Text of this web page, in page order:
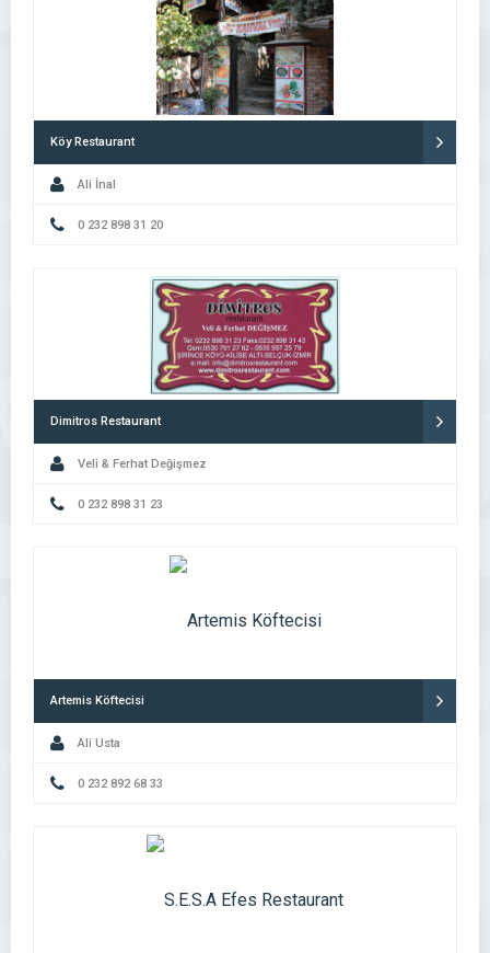
Köy Restaurant
Ali İnal
0 232 898 31 20
Dimitros Restaurant
Veli & Ferhat Değişmez
0 232 898 31 23
Artemis Köftecisi
Ali Usta
0 232 892 68 33